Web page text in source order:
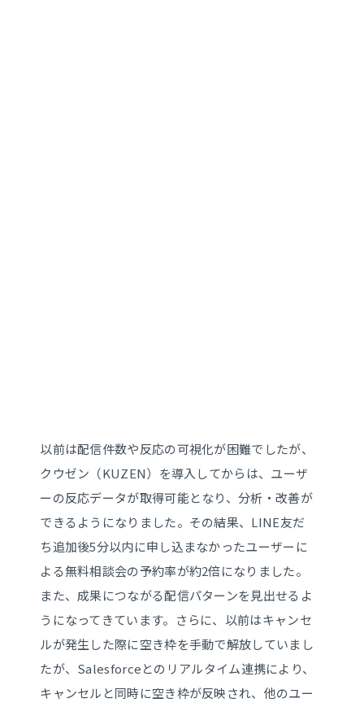
以前は配信件数や反応の可視化が困難でしたが、
クウゼン（KUZEN）を導入してからは、ユーザ
ーの反応データが取得可能となり、分析・改善が
できるようになりました。その結果、LINE友だ
ち追加後5分以内に申し込まなかったユーザーに
よる無料相談会の予約率が約2倍になりました。
また、成果につながる配信パターンを見出せるよ
うになってきています。さらに、以前はキャンセ
ルが発生した際に空き枠を手動で解放していまし
たが、Salesforceとのリアルタイム連携により、
キャンセルと同時に空き枠が反映され、他のユー